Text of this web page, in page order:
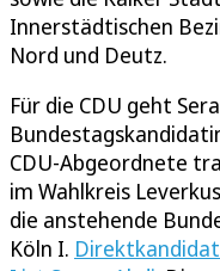
Innerstädtischen
Nord und Deutz.
Für die CDU geht
CDU-Abgeordnete
im Wahlkreis
die anstehende
Köln I.